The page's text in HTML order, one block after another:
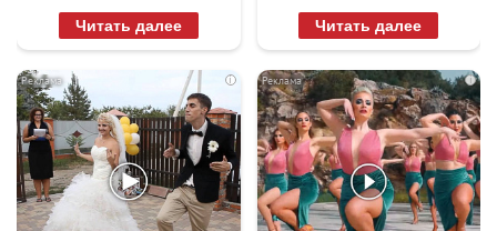
Читать далее Читать далее
i i